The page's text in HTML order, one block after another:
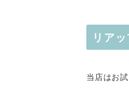
リア
当店はお